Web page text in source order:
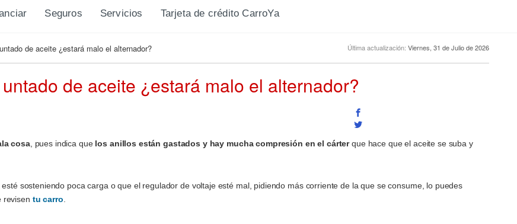
Seguros Servicios Tarjeta de crédito CarroYa
de aceite ¿estará malo el alternador? Última actualización: Viernes, 31 de Julio de 2026
de aceite ¿estará malo el alternador?
cosa, pues indica que los anillos están gastados y hay mucha compresión en el cárterque hace que el aceite se suba y
sosteniendo poca carga o que el regulador de voltaje esté mal, pidiendo más corriente de la que se consume, lo puedes
revisen tu carro